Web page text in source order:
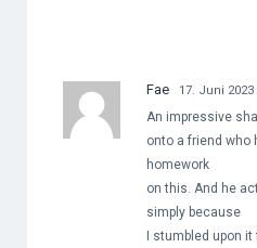
Fae 17. Juni 2023
An impressive
onto a friend who
homework
on this. And he
simply because
I stumbled upon